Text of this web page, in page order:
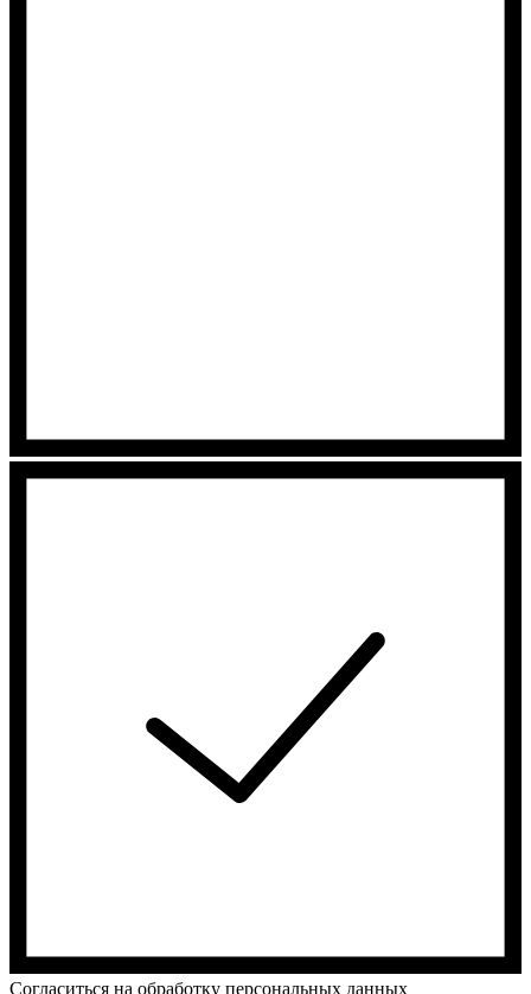
Cогласиться на обработку персональных данных